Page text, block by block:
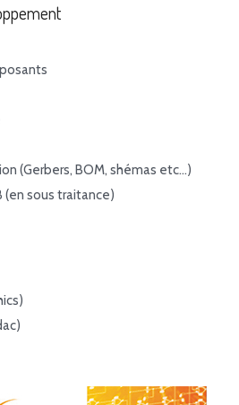
(Gerbers, BOM, shémas etc...)
(en sous traitance)